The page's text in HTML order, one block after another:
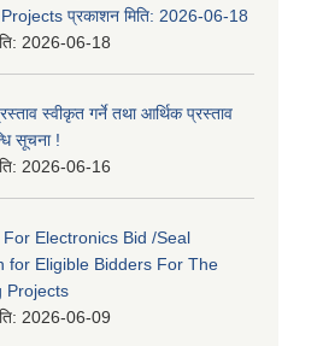
प्रकाशन मिति: 2026-06-18
2026-06-18
स्वीकृत गर्ने तथा आर्थिक प्रस्ताव
सूचना !
2026-06-16
Electronics Bid /Seal
for Eligible Bidders For The
Projects
2026-06-09